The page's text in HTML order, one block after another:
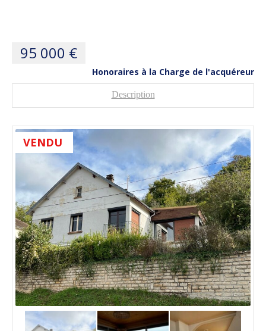
95 000 €
Honoraires à la Charge de l'acquéreur
Description
VENDU